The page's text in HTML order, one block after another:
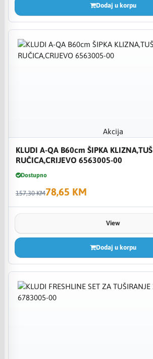
Dodaj u korpu
Akcija
KLUDI A-QA B60cm ŠIPKA KLIZNA,TUŠ
RUČICA,CRIJEVO 6563005-00
Dostupno
157,30 KM78,65 KM
View
Dodaj u korpu